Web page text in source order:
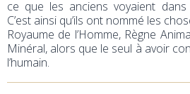
ce que les anciens voyaient
C’est ainsi qu’ils ont nommé les
Royaume de l’Homme, Règne
Minéral, alors que le seul à avoir
l’humain.